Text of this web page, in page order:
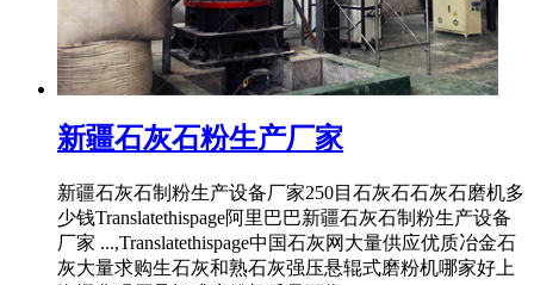
新疆石灰石粉生产厂家
新疆石灰石制粉生产设备厂家250目石灰石石灰石磨机多
少钱Translatethispage阿里巴巴新疆石灰石制粉生产设备
厂家 ...,Translatethispage中国石灰网大量供应优质冶金石
灰大量求购生石灰和熟石灰强压悬辊式磨粉机哪家好上